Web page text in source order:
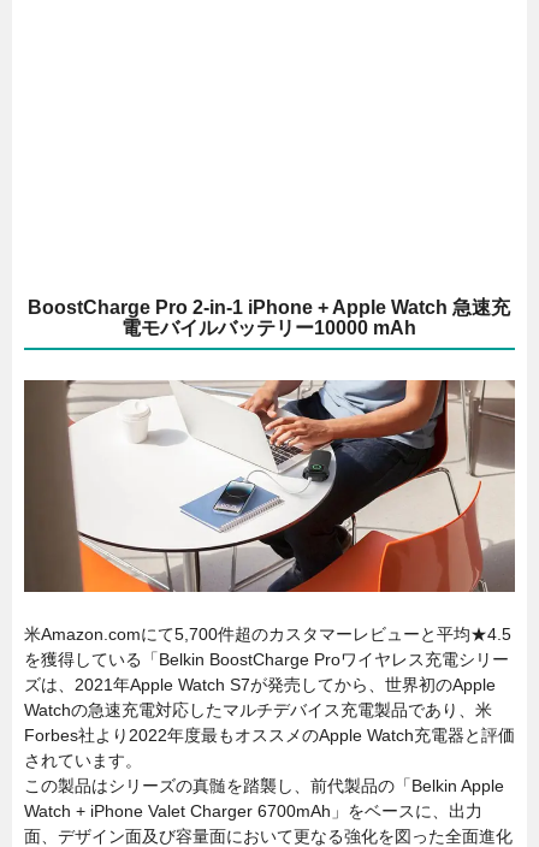
BoostCharge Pro 2-in-1 iPhone + Apple Watch 急速充
電モバイルバッテリー10000 mAh
米Amazon.comにて5,700件超のカスタマーレビューと平均★4.5
を獲得している「Belkin BoostCharge Proワイヤレス充電シリー
ズは、2021年Apple Watch S7が発売してから、世界初のApple
Watchの急速充電対応したマルチデバイス充電製品であり、米
Forbes社より2022年度最もオススメのApple Watch充電器と評価
されています。
この製品はシリーズの真髄を踏襲し、前代製品の「Belkin Apple
Watch + iPhone Valet Charger 6700mAh」をベースに、出力
面、デザイン面及び容量面において更なる強化を図った全面進化